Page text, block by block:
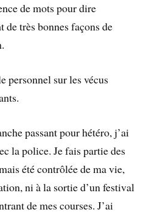
de mots pour dire
de très bonnes façons de
personnel sur les vécus
passant pour hétéro, j’ai
la police. Je fais partie des
été contrôlée de ma vie,
ni à la sortie d’un festival
de mes courses. J’ai